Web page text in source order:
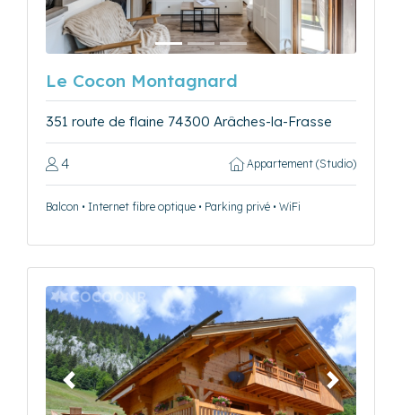
Le Cocon Montagnard
351 route de flaine 74300 Arâches-la-Frasse
4 Appartement (Studio)
Balcon • Internet fibre optique • Parking privé • WiFi
Précédent Suivant